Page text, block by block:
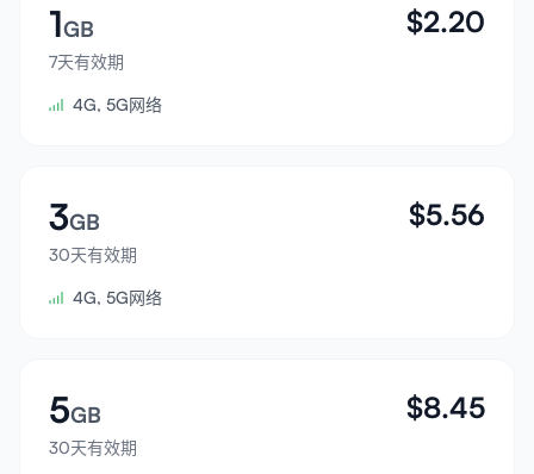
推荐好友
成为合作伙伴
帮助中心
设备兼容性
登录
1GB
7天有效期
$2.20
4G, 5G网络
3GB
30天有效期
$5.56
4G, 5G网络
5GB
30天有效期
$8.45